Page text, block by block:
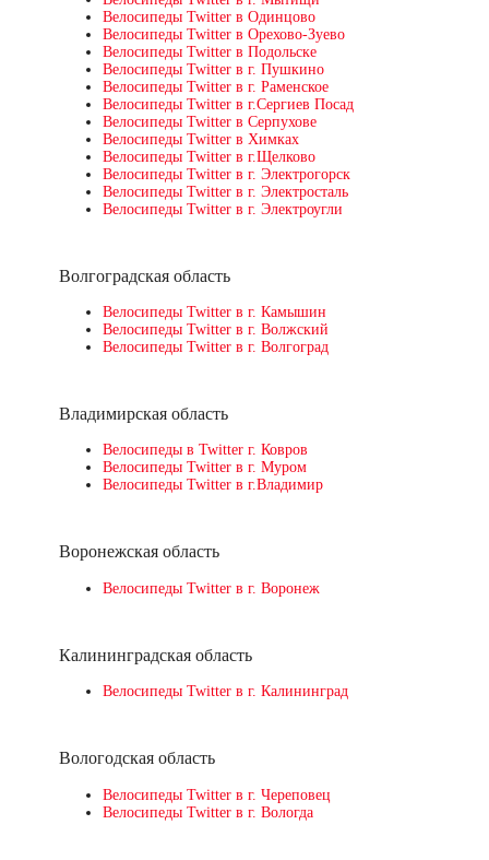
Велосипеды Twitter в Одинцово
Велосипеды Twitter в Орехово-Зуево
Велосипеды Twitter в Подольске
Велосипеды Twitter в г. Пушкино
Велосипеды Twitter в г. Раменское
Велосипеды Twitter в г.Сергиев Посад
Велосипеды Twitter в Серпухове
Велосипеды Twitter в Химках
Велосипеды Twitter в г.Щелково
Велосипеды Twitter в г. Электрогорск
Велосипеды Twitter в г. Электросталь
Велосипеды Twitter в г. Электроугли
Волгоградская область
Велосипеды Twitter в г. Камышин
Велосипеды Twitter в г. Волжский
Велосипеды Twitter в г. Волгоград
Владимирская область
Велосипеды в Twitter г. Ковров
Велосипеды Twitter в г. Муром
Велосипеды Twitter в г.Владимир
Воронежская область
Велосипеды Twitter в г. Воронеж
Калининградская область
Велосипеды Twitter в г. Калининград
Вологодская область
Велосипеды Twitter в г. Череповец
Велосипеды Twitter в г. Вологда